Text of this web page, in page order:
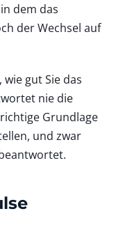
dem das
der Wechsel auf
gut Sie das
nie die
Grundlage
und zwar